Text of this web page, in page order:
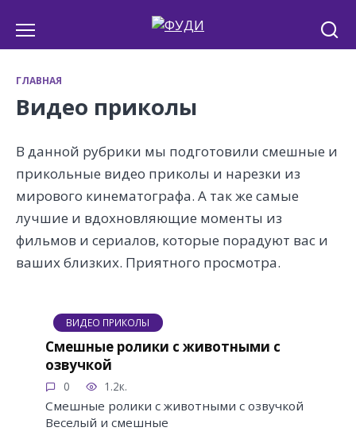
содержанию
ГЛАВНАЯ
Видео приколы
В данной рубрики мы подготовили смешные и
прикольные видео приколы и нарезки из
мирового кинематографа. А так же самые
лучшие и вдохновляющие моменты из
фильмов и сериалов, которые порадуют вас и
ваших близких. Приятного просмотра.
ВИДЕО ПРИКОЛЫ
Смешные ролики с животными с
озвучкой
0 1.2к.
Смешные ролики с животными с озвучкой
Веселый и смешные